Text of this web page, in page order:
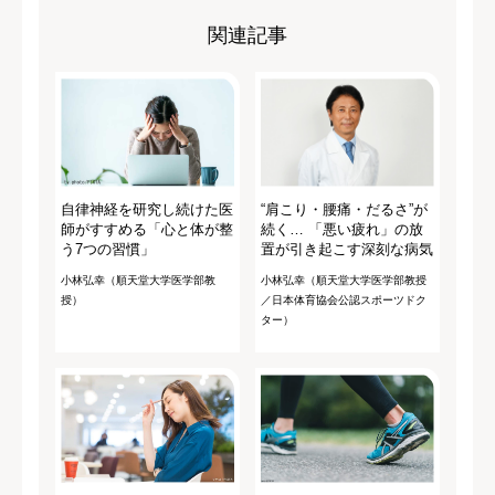
関連記事
自律神経を研究し続けた医
師がすすめる「心と体が整
う7つの習慣」
小林弘幸（順天堂大学医学部教
授）
“肩こり・腰痛・だるさ”が
続く… 「悪い疲れ」の放
置が引き起こす深刻な病気
小林弘幸（順天堂大学医学部教授
／日本体育協会公認スポーツドク
ター）